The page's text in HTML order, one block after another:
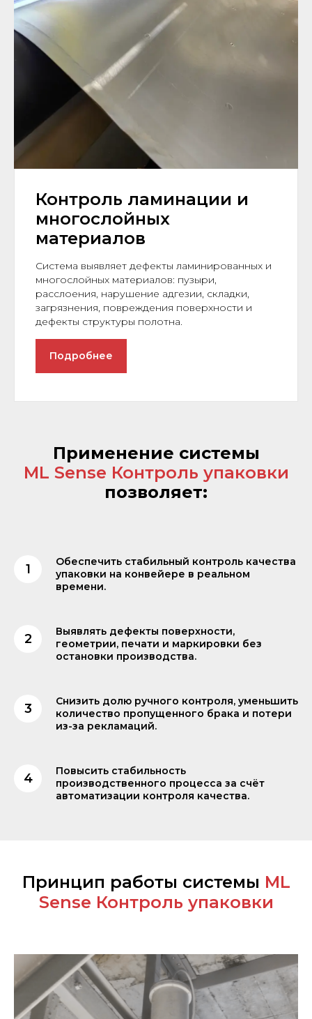
Контроль ламинации и
многослойных
материалов
Система выявляет дефекты ламинированных и
многослойных материалов: пузыри,
расслоения, нарушение адгезии, складки,
загрязнения, повреждения поверхности и
дефекты структуры полотна.
Подробнее
Применение системы
ML Sense Контроль упаковки
позволяет:
Обеспечить стабильный контроль качества
упаковки на конвейере в реальном
времени.
Выявлять дефекты поверхности,
геометрии, печати и маркировки без
остановки производства.
Снизить долю ручного контроля, уменьшить
количество пропущенного брака и потери
из-за рекламаций.
Повысить стабильность
производственного процесса за счёт
автоматизации контроля качества.
Принцип работы системы ML
Sense Контроль упаковки